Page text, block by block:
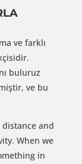
ve farklı
buluruz
ve bu
distance and
When we
in